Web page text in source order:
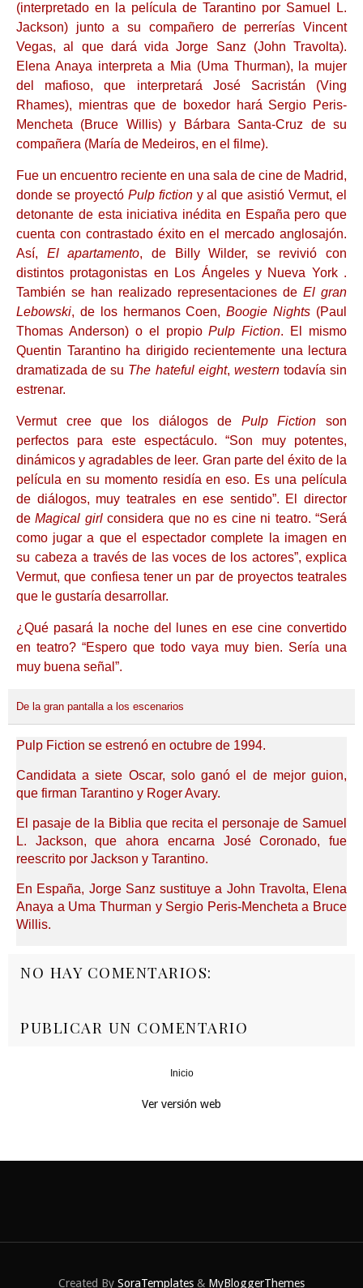
(interpretado en la película de Tarantino por Samuel L.
Jackson) junto a su compañero de perrerías Vincent
Vegas, al que dará vida Jorge Sanz (John Travolta).
Elena Anaya interpreta a Mia (Uma Thurman), la mujer
del mafioso, que interpretará José Sacristán (Ving
Rhames), mientras que de boxedor hará Sergio Peris-
Mencheta (Bruce Willis) y Bárbara Santa-Cruz de su
compañera (María de Medeiros, en el filme).
Fue un encuentro reciente en una sala de cine de Madrid,
donde se proyectó Pulp fictiony al que asistió Vermut, el
detonante de esta iniciativa inédita en España pero que
cuenta con contrastado éxito en el mercado anglosajón.
Así, El apartamento, de Billy Wilder, se revivió con
distintos protagonistas en Los Ángeles y Nueva York .
También se han realizado representaciones de El gran
Lebowski, de los hermanos Coen,Boogie Nights (Paul
Thomas Anderson) o el propioPulp Fiction. El mismo
Quentin Tarantino ha dirigido recientemente una lectura
dramatizada de su The hateful eight, westerntodavía sin
estrenar.
Vermut cree que los diálogos de Pulp Fiction son
perfectos para este espectáculo. “Son muy potentes,
dinámicos y agradables de leer. Gran parte del éxito de la
película en su momento residía en eso. Es una película
de diálogos, muy teatrales en ese sentido”. El director
deMagical girlconsidera que no es cine ni teatro. “Será
como jugar a que el espectador complete la imagen en
su cabeza a través de las voces de los actores”, explica
Vermut, que confiesa tener un par de proyectos teatrales
que le gustaría desarrollar.
¿Qué pasará la noche del lunes en ese cine convertido
en teatro? “Espero que todo vaya muy bien. Sería una
muy buena señal”.
De la gran pantalla a los escenarios
Pulp Fiction se estrenó en octubre de 1994.
Candidata a siete Oscar, solo ganó el de mejor guion,
que firman Tarantino y Roger Avary.
El pasaje de la Biblia que recita el personaje de Samuel
L. Jackson, que ahora encarna José Coronado, fue
reescrito por Jackson y Tarantino.
En España, Jorge Sanz sustituye a John Travolta, Elena
Anaya a Uma Thurman y Sergio Peris-Mencheta a Bruce
Willis.
NO HAY COMENTARIOS:
PUBLICAR UN COMENTARIO
Inicio
Ver versión web
Created By SoraTemplates & MyBloggerThemes